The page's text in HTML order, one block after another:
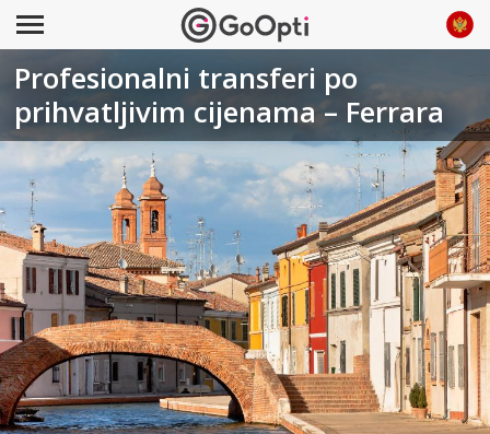
Profesionalni transferi po
prihvatljivim cijenama – Ferrara